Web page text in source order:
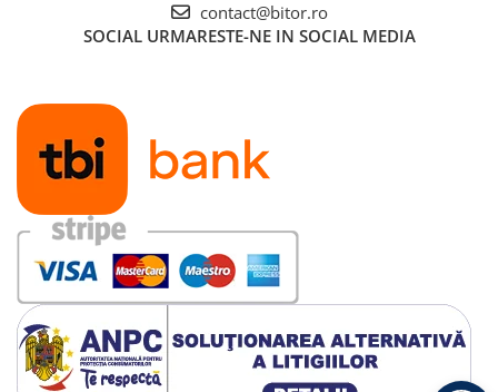
contact@bitor.ro
SOCIAL URMARESTE-NE IN SOCIAL MEDIA